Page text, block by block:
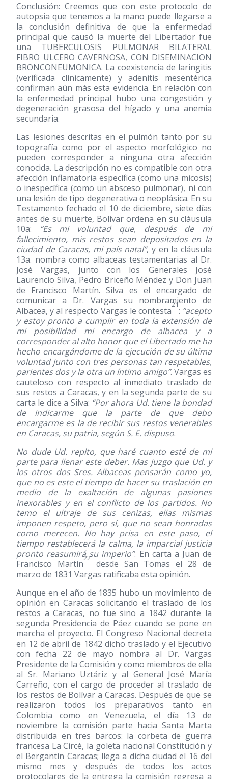
Conclusión: Creemos que con este protocolo de
autopsia que tenemos a la mano puede llegarse a
la conclusión definitiva de que la enfermedad
principal que causó la muerte del Libertador fue
una TUBERCULOSIS PULMONAR BILATERAL
FIBRO ULCERO CAVERNOSA, CON DISEMINACION
BRONCONEUMONICA. La coexistencia de laringitis
(verificada clínicamente) y adenitis mesentérica
confirman aún más esta evidencia. En relación con
la enfermedad principal hubo una congestión y
degeneración grasosa del hígado y una anemia
secundaria.
Las lesiones descritas en el pulmón tanto por su
topografía como por el aspecto morfológico no
pueden corresponder a ninguna otra afección
conocida. La descripción no es compatible con otra
afección inflamatoria específica (como una micosis)
o inespecífica (como un absceso pulmonar), ni con
una lesión de tipo degenerativa o neoplásica. En su
Testamento fechado el 10 de diciembre, siete días
antes de su muerte, Bolívar ordena en su cláusula
10a:
“Es mi voluntad que, después de mi
fallecimiento, mis restos sean depositados en la
ciudad de Caracas, mi país natal”, y en la cláusula
13a. nombra como albaceas testamentarias al Dr.
José Vargas, junto con los Generales José
Laurencio Silva, Pedro Briceño Méndez y Don Juan
de Francisco Martín. Silva es el encargado de
comunicar a Dr. Vargas su nombramiento de
Albacea, y al respecto Vargas le contesta
21
: “acepto
y estoy pronto a cumplir en toda la extensión de
mi posibilidad mi encargo de albacea y a
corresponder al alto honor que el Libertado me ha
hecho encargándome de la ejecución de su última
voluntad junto con tres personas tan respetables,
parientes dos y la otra un íntimo amigo”. Vargas es
cauteloso con respecto al inmediato traslado de
sus restos a Caracas, y en la segunda parte de su
carta le dice a Silva: “Por ahora Ud. tiene la bondad
de indicarme que la parte de que debo
encargarme es la de recibir sus restos venerables
en Caracas, su patria, según S. E. dispuso.
No dude Ud. repito, que haré cuanto esté de mi
parte para llenar este deber. Mas juzgo que Ud. y
los otros dos Sres. Albaceas pensarán como yo,
que no es este el tiempo de hacer su traslación en
medio de la exaltación de algunas pasiones
inexorables y en el conflicto de los partidos. No
temo el ultraje de sus cenizas, ellas mismas
imponen respeto, pero sí, que no sean honradas
como merecen. No hay prisa en este paso, el
tiempo restablecerá la calma, la imparcial justicia
pronto reasumirá su imperio”. En carta a Juan de
Francisco Martín
22
desde San Tomas el 28 de
marzo de 1831 Vargas ratificaba esta opinión.
Aunque en el año de 1835 hubo un movimiento de
opinión en Caracas solicitando el traslado de los
restos a Caracas, no fue sino a 1842 durante la
segunda Presidencia de Páez cuando se pone en
marcha el proyecto. El Congreso Nacional decreta
en 12 de abril de 1842 dicho traslado y el Ejecutivo
con fecha 22 de mayo nombra al Dr. Vargas
Presidente de la Comisión y como miembros de ella
al Sr. Mariano Uztáriz y al General José María
Carreño, con el cargo de proceder al traslado de
los restos de Bolívar a Caracas. Después de que se
realizaron todos los preparativos tanto en
Colombia como en Venezuela, el día 13 de
noviembre la comisión parte hacia Santa Marta
distribuida en tres barcos: la corbeta de guerra
francesa La Circé, la goleta nacional Constitución y
el Bergantín Caracas; llega a dicha ciudad el 16 del
mismo mes y después de todos los actos
protocolares de la entrega la comisión regresa a